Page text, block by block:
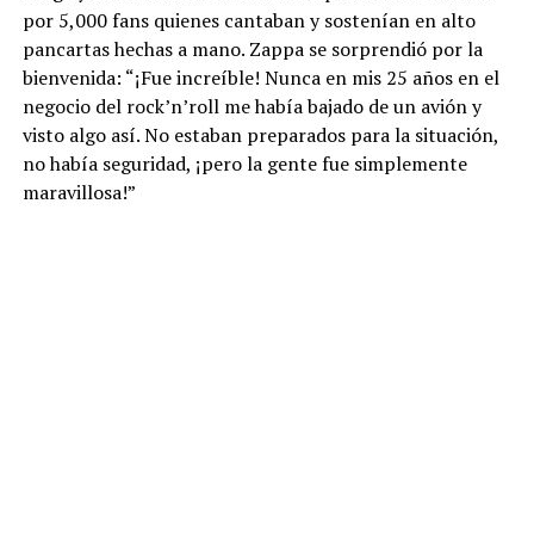
por 5,000 fans quienes cantaban y sostenían en alto
pancartas hechas a mano. Zappa se sorprendió por la
bienvenida: “¡Fue increíble! Nunca en mis 25 años en el
negocio del rock’n’roll me había bajado de un avión y
visto algo así. No estaban preparados para la situación,
no había seguridad, ¡pero la gente fue simplemente
maravillosa!”